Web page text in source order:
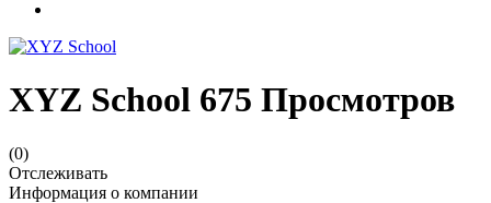
XYZ School 675 Просмотров
(0)
Отслеживать
Информация о компании